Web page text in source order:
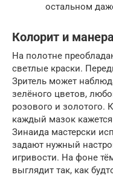
остальном
Колорит и
На полотне
светлые краски.
Зритель может
зелёного цветов,
розового и золотого.
каждый мазок
Зинаида мастерски
задают нужный
игривости. На фоне
выглядит так, как